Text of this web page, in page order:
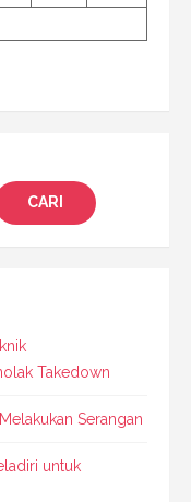
CARI
Takedown
Serangan
untuk